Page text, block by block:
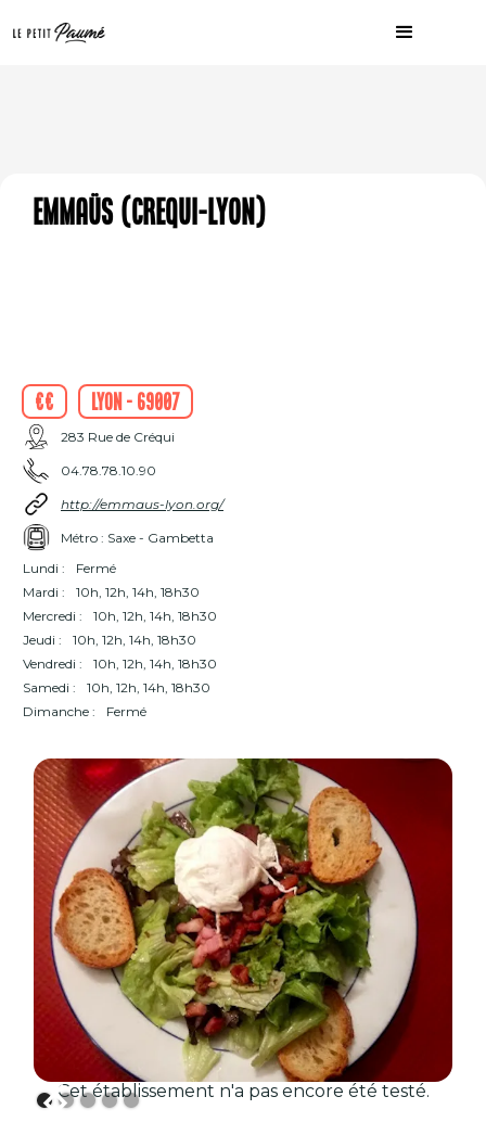
Emmaüs (CREQUI-LYON)
€€ Lyon - 69007
283 Rue de Créqui
04.78.78.10.90
http://emmaus-lyon.org/
Métro : Saxe - Gambetta
Lundi :
Fermé
Mardi :
10h, 12h, 14h, 18h30
Mercredi :
10h, 12h, 14h, 18h30
Jeudi :
10h, 12h, 14h, 18h30
Vendredi :
10h, 12h, 14h, 18h30
Samedi :
10h, 12h, 14h, 18h30
Dimanche :
Fermé
Cet établissement n'a pas encore été testé.